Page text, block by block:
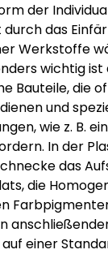
der
das
Werkstoffe
wichtig ist
Bauteile, die
und
wie z. B.
In der
das
die
einer